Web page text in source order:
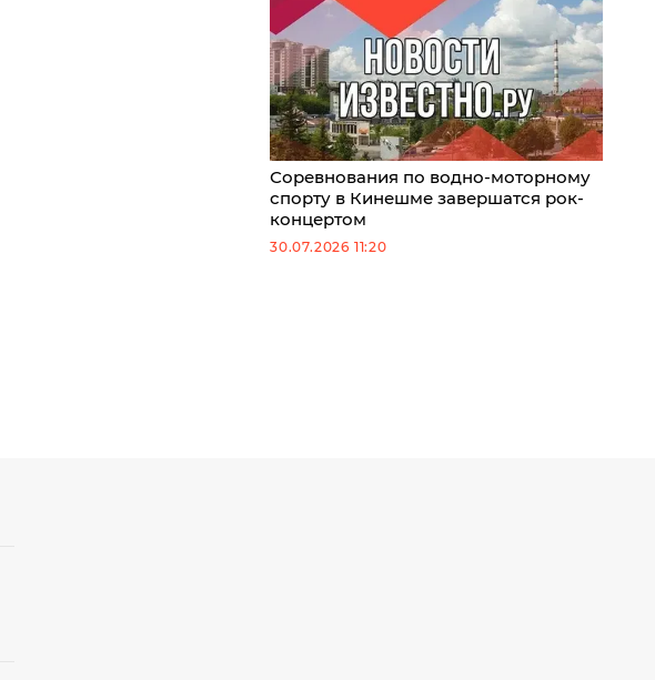
Соревнования по водно-моторному
спорту в Кинешме завершатся рок-
концертом
30.07.2026 11:20